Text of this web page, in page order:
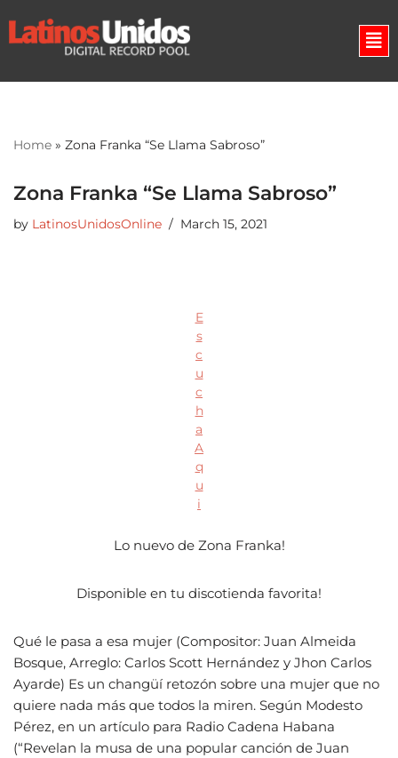
Skip
Home » Zona Franka “Se Llama Sabroso”
Zona Franka “Se Llama Sabroso”
by LatinosUnidosOnline March 15, 2021
E
s
c
u
c
h
a
A
q
u
i
Lo nuevo de Zona Franka!
Disponible en tu discotienda favorita!
Qué le pasa a esa mujer (Compositor: Juan Almeida
Bosque, Arreglo: Carlos Scott Hernández y Jhon Carlos
Ayarde) Es un changüí retozón sobre una mujer que no
quiere nada más que todos la miren. Según Modesto
Pérez, en un artículo para Radio Cadena Habana
(“Revelan la musa de una popular canción de Juan